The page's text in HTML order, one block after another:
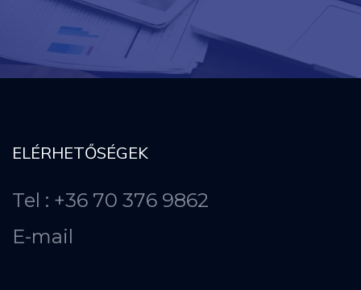
ELÉRHETŐSÉGEK
Tel : +36 70 376 9862
E-mail